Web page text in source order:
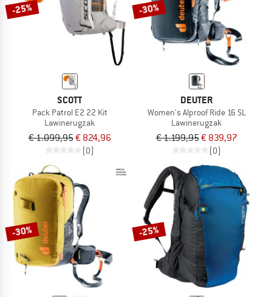
-25%
SCOTT
Pack Patrol E2 22 Kit
Lawinerugzak
€ 1.099,95€ 824,96
(0)
-30%
DEUTER
Women's Alproof Ride 16 SL
Lawinerugzak
€ 1.199,95€ 839,97
(0)
-30% -25%